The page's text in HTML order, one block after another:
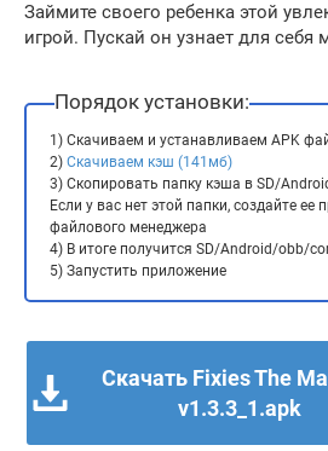
Займите своего ребенка этой
игрой. Пускай он узнает для себя
Порядок установки:
1) Скачиваем и устанавливаем APK
2) Скачиваем кэш (141мб)
3) Скопировать папку кэша в SD/
Если у вас нет этой папки, создайте
файлового менеджера
4) В итоге получится SD/Android/obb/
5) Запустить приложение
Скачать Fixies The
v1.3.3_1.apk